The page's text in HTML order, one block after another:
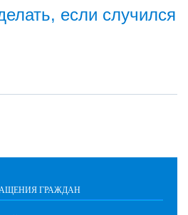
если случился
ГРАЖДАН